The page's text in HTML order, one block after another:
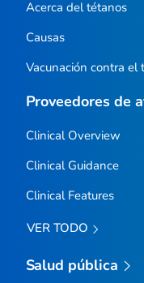
Acerca del tétanos
Causas
Vacunación contra el
Proveedores de
Clinical Overview
Clinical Guidance
Clinical Features
VER TODO
Salud pública